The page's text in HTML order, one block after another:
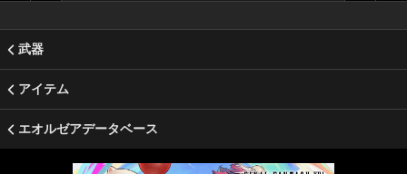
武器
アイテム
エオルゼアデータベース